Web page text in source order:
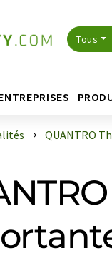
Tous
QUANTRO